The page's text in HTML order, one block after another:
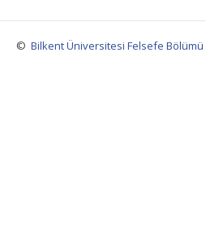
© Bilkent Üniversitesi Felsefe Bölümü